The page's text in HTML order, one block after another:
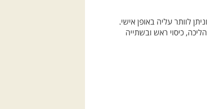
לוותר עליה באופן אישי.
כיסוי ראש ובשתייה